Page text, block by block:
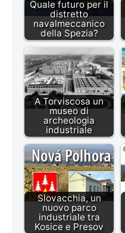
Quale futuro per il
distretto
navalmeccanico
della Spezia?
A Torviscosa un
museo di
archeologia
industriale
Slovacchia, un
nuovo parco
industriale tra
Kosice e Presov